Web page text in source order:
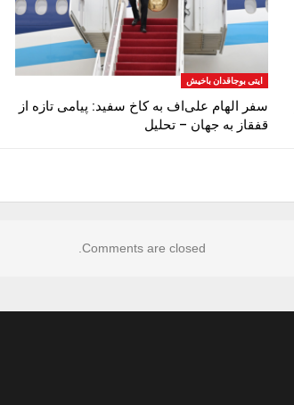
ایتی بوجاقدان باخیش
سفر الهام علی‌اف به کاخ سفید: پیامی تازه از
قفقاز به جهان – تحلیل
Comments are closed.